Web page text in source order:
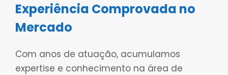
Experiência Comprovada no
Mercado
Com anos de atuação, acumulamos
expertise e conhecimento na área de